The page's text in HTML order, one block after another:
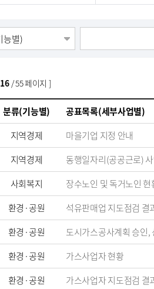
16/ 55 페이지 ]
분류(기능별) 공표목록(세부사업별)
지역경제 마을기업 지정 안내
지역경제 동행일자리(공공근로)
사회복지 장수노인 및 독거노인 현
환경·공원 석유판매업 지도점검 결
환경·공원 도시가스공사계획 승인,
환경·공원 가스사업자 현황
환경·공원 가스사업자 지도점검 결